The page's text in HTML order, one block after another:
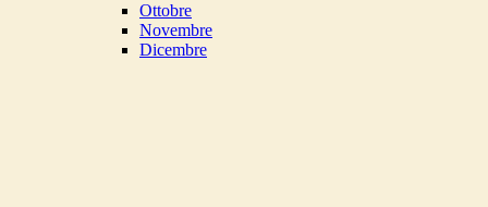
Ottobre
Novembre
Dicembre